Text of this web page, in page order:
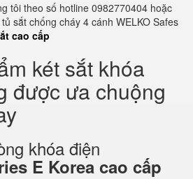
tôi theo số hotline 0982770404 hoặc
sắt chống cháy 4 cánh WELKO Safes
cao cấp
két sắt khóa
được ưa chuộng
khóa điện
E Korea cao cấp